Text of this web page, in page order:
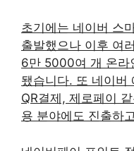
초기에는 네이버 스
출발했으나 이후 여
6만 5000여 개 온라
됐습니다. 또 네이버
QR결제, 제로페이
용 분야에도 진출하